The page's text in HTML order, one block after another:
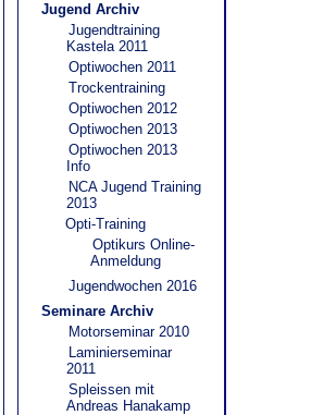
Jugend Archiv
Jugendtraining
Kastela 2011
Optiwochen 2011
Trockentraining
Optiwochen 2012
Optiwochen 2013
Optiwochen 2013
Info
NCA Jugend Training
2013
Opti-Training
Optikurs Online-
Anmeldung
Jugendwochen 2016
Seminare Archiv
Motorseminar 2010
Laminierseminar
2011
Spleissen mit
Andreas Hanakamp